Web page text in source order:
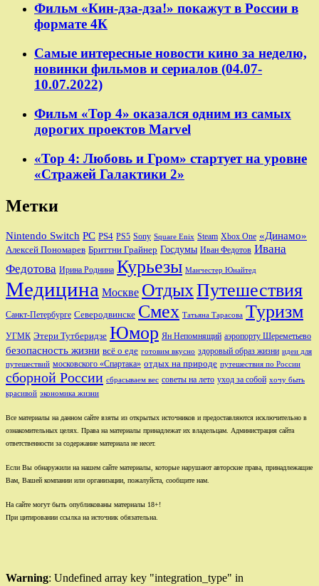
Фильм «Кин-дза-дза!» покажут в России в
формате 4К
Самые интересные новости кино за неделю,
новинки фильмов и сериалов (04.07-
10.07.2022)
Фильм «Тор 4» оказался одним из самых
дорогих проектов Marvel
«Тор 4: Любовь и Гром» стартует на уровне
«Стражей Галактики 2»
Метки
Nintendo Switch PC PS4 PS5 Sony Square Enix Steam Xbox One «Динамо»
Алексей Пономарев Бриттни Грайнер Госдумы Иван Федотов Ивана
Федотова Ирина Роднина Курьезы Манчестер Юнайтед
Медицина Москве ОтдыхПутешествия
Санкт-Петербурге Северодвинске Смех Татьяна Тарасова Туризм
УГМК Этери Тутберидзе Юмор Ян Непомнящий аэропорту Шереметьево
безопасность жизни всё о еде готовим вкусно здоровый образ жизни идеи для
путешествий московского «Спартака» отдых на природе путешествия по России
сборной России сбрасываем вес советы на лето уход за собой хочу быть
красивой экономика жизни
Все материалы на данном сайте взяты из открытых источников и предоставляются исключительно в
ознакомительных целях. Права на материалы принадлежат их владельцам. Администрация сайта
ответственности за содержание материала не несет.
Если Вы обнаружили на нашем сайте материалы, которые нарушают авторские права, принадлежащие
Вам, Вашей компании или организации, пожалуйста, сообщите нам.
На сайте могут быть опубликованы материалы 18+!
При цитировании ссылка на источник обязательна.
Warning: Undefined array key "integration_type" in